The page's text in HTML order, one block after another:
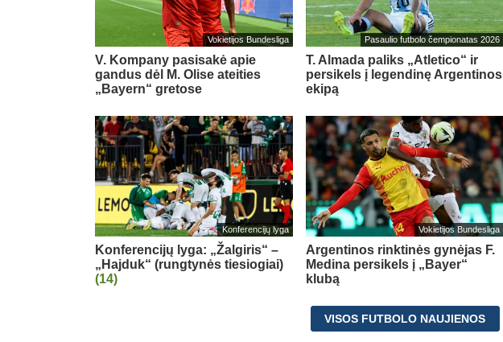
Vokietijos Bundesliga
V. Kompany pasisakė apie
gandus dėl M. Olise ateities
„Bayern“ gretose
Pasaulio futbolo čempionatas 2026
T. Almada paliks „Atletico“ ir
persikels į legendinę Argentinos
ekipą
Konferencijų lyga
Konferencijų lyga: „Žalgiris“ –
„Hajduk“ (rungtynės tiesiogiai)
(14)
Vokietijos Bundesliga
Argentinos rinktinės gynėjas F.
Medina persikels į „Bayer“
klubą
VISOS FUTBOLO NAUJIENOS